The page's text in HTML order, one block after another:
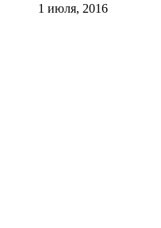
1 июля, 2016